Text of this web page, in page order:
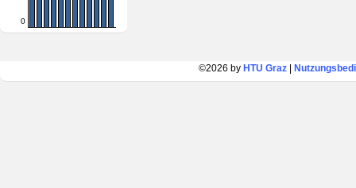
0
©2026 by HTU Graz|